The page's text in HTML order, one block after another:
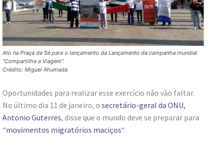
Ato na Praça da Sé para o lançamento da Lançamento da campanha mundial
“Compartilhe a Viagem”.
Crédito: Miguel Ahumada
Oportunidades para realizar esse exercício não vão faltar.
No último dia 11 de janeiro, o secretário-geral da ONU,
Antonio Guterres, disse que o mundo deve se preparar para
“movimentos migratórios maciços“.